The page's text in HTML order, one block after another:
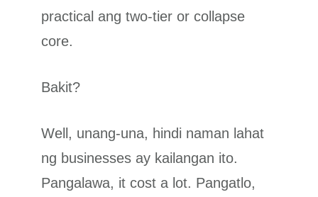
practical ang two-tier or collapse
core.
Bakit?
Well, unang-una, hindi naman lahat
ng businesses ay kailangan ito.
Pangalawa, it cost a lot. Pangatlo,